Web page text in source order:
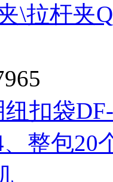
\拉杆夹